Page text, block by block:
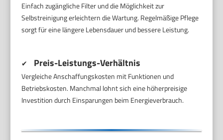
Einfach zugängliche Filter und die Möglichkeit zur
Selbstreinigung erleichtern die Wartung. Regelmäßige Pflege
sorgt für eine längere Lebensdauer und bessere Leistung.
✔ Preis-Leistungs-Verhältnis
Vergleiche Anschaffungskosten mit Funktionen und
Betriebskosten. Manchmal lohnt sich eine höherpreisige
Investition durch Einsparungen beim Energieverbrauch.